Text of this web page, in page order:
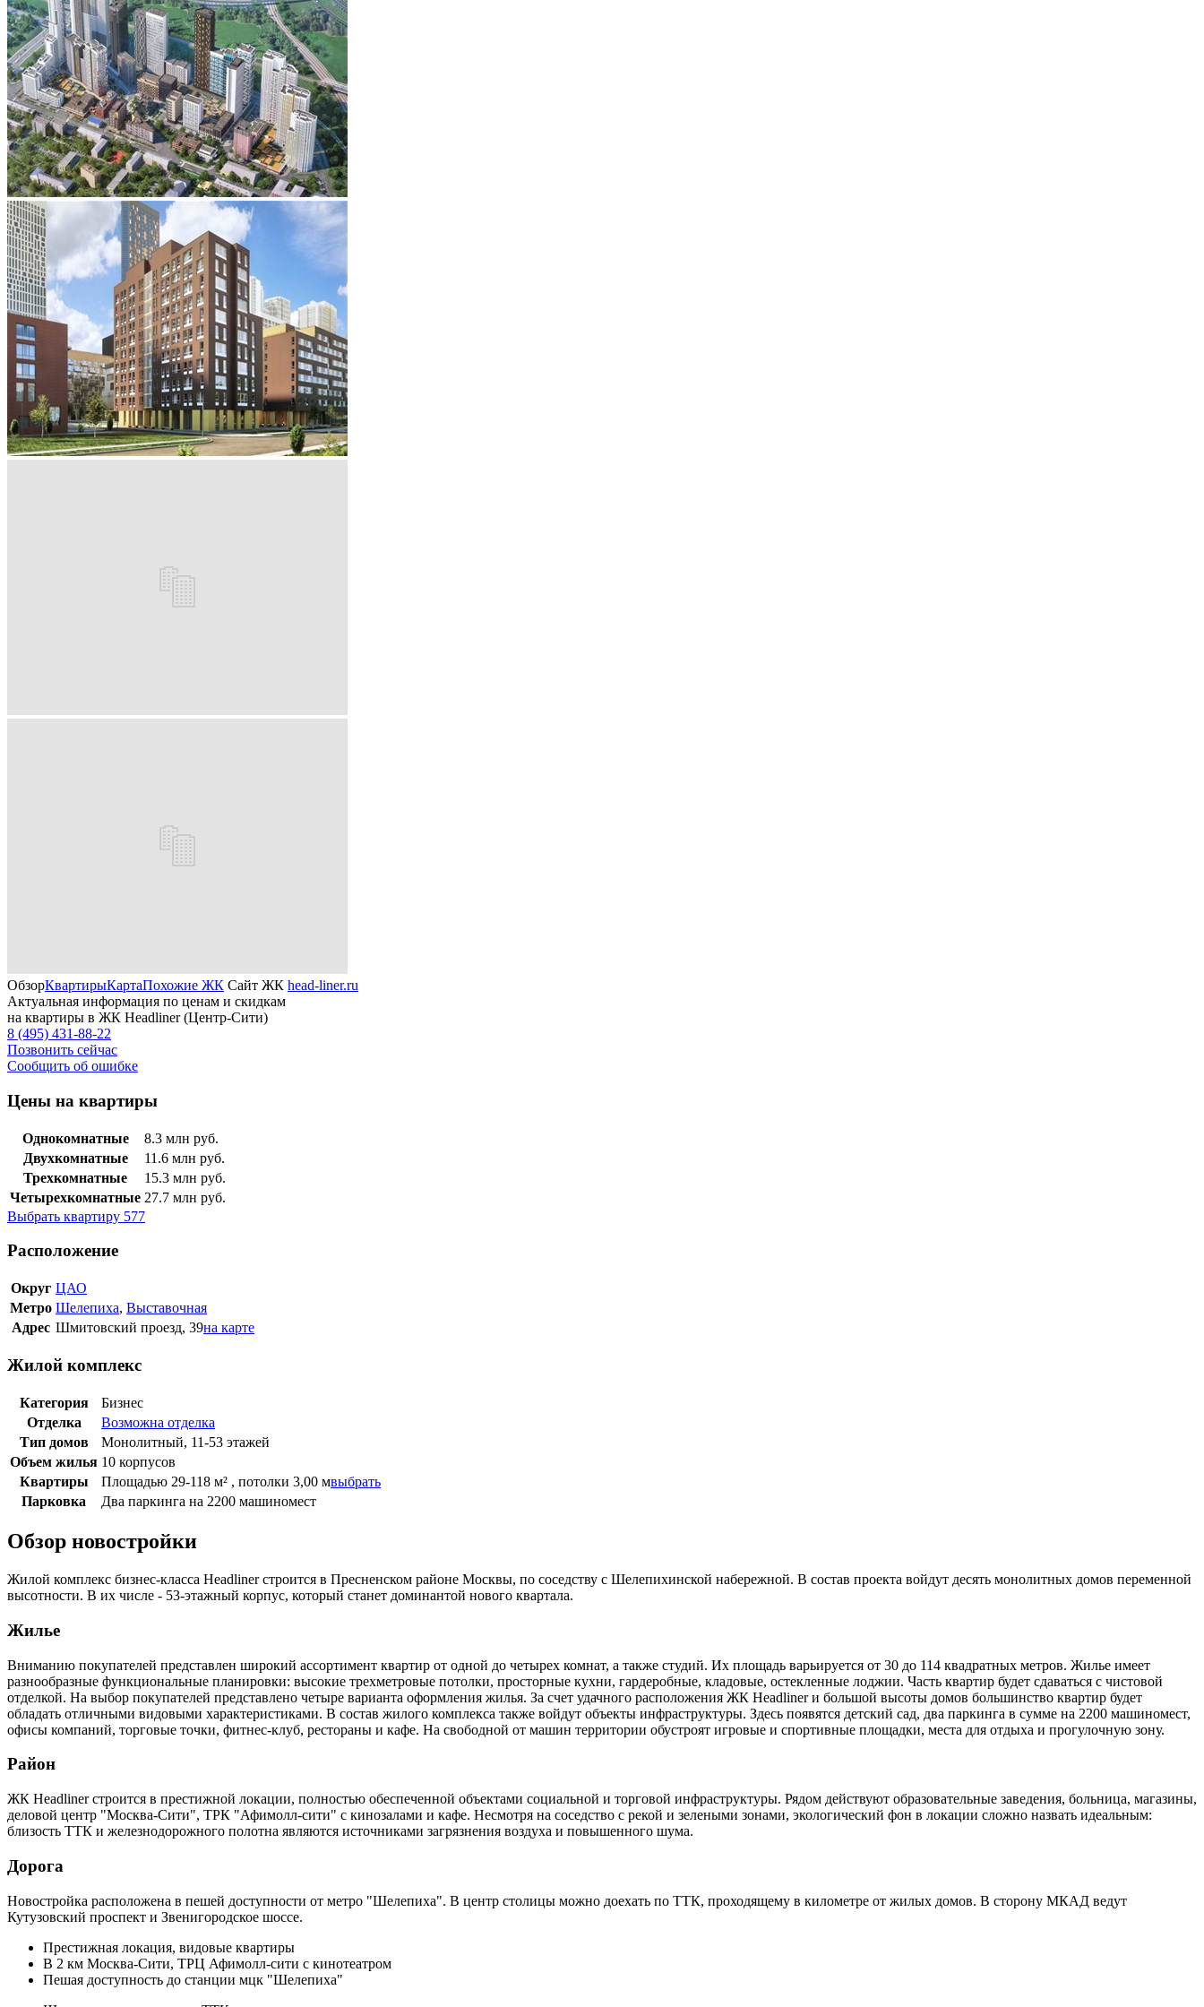
ОбзорКвартирыКартаПохожие ЖК Сайт ЖК head-liner.ru
Актуальная информация по ценам и скидкам
на квартиры в ЖК Headliner (Центр-Сити)
8 (495) 431-88-22
Позвонить сейчас
Сообщить об ошибке
Цены на квартиры
Однокомнатные 8.3 млн руб.
Двухкомнатные
11.6 млн руб.
Трехкомнатные
15.3 млн руб.
Четырехкомнатные 27.7 млн руб.
Выбрать квартиру 577
Расположение
Округ ЦАО
Метро Шелепиха, Выставочная
Адрес Шмитовский проезд, 39на карте
Жилой комплекс
Категория
Бизнес
Отделка
Возможна отделка
Тип домов
Монолитный, 11-53 этажей
Объем жилья 10 корпусов
Квартиры
Площадью 29-118 м² , потолки 3,00 мвыбрать
Парковка
Два паркинга на 2200 машиномест
Обзор новостройки
Жилой комплекс бизнес-класса Headliner строится в Пресненском районе Москвы, по соседству с Шелепихинской набережной. В состав проекта войдут десять монолитных домов переменной
высотности. В их числе - 53-этажный корпус, который станет доминантой нового квартала.
Жилье
Вниманию покупателей представлен широкий ассортимент квартир от одной до четырех комнат, а также студий. Их площадь варьируется от 30 до 114 квадратных метров. Жилье имеет
разнообразные функциональные планировки: высокие трехметровые потолки, просторные кухни, гардеробные, кладовые, остекленные лоджии. Часть квартир будет сдаваться с чистовой
отделкой. На выбор покупателей представлено четыре варианта оформления жилья. За счет удачного расположения ЖК Headliner и большой высоты домов большинство квартир будет
обладать отличными видовыми характеристиками. В состав жилого комплекса также войдут объекты инфраструктуры. Здесь появятся детский сад, два паркинга в сумме на 2200 машиномест,
офисы компаний, торговые точки, фитнес-клуб, рестораны и кафе. На свободной от машин территории обустроят игровые и спортивные площадки, места для отдыха и прогулочную зону.
Район
ЖК Headliner строится в престижной локации, полностью обеспеченной объектами социальной и торговой инфраструктуры. Рядом действуют образовательные заведения, больница, магазины,
деловой центр "Москва-Сити", ТРК "Афимолл-сити" с кинозалами и кафе. Несмотря на соседство с рекой и зелеными зонами, экологический фон в локации сложно назвать идеальным:
близость ТТК и железнодорожного полотна являются источниками загрязнения воздуха и повышенного шума.
Дорога
Новостройка расположена в пешей доступности от метро "Шелепиха". В центр столицы можно доехать по ТТК, проходящему в километре от жилых домов. В сторону МКАД ведут
Кутузовский проспект и Звенигородское шоссе.
Престижная локация, видовые квартиры
В 2 км Москва-Сити, ТРЦ Афимолл-сити с кинотеатром
Пешая доступность до станции мцк "Шелепиха"